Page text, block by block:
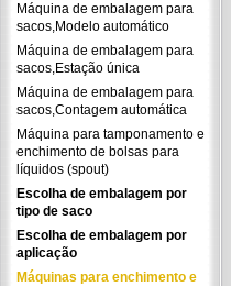
Máquina de embalagem para
sacos,Modelo automático
Máquina de embalagem para
sacos,Estação única
Máquina de embalagem para
sacos,Contagem automática
Máquina para tamponamento e
enchimento de bolsas para
líquidos (spout)
Escolha de embalagem por
tipo de saco
Escolha de embalagem por
aplicação
Máquinas para enchimento e